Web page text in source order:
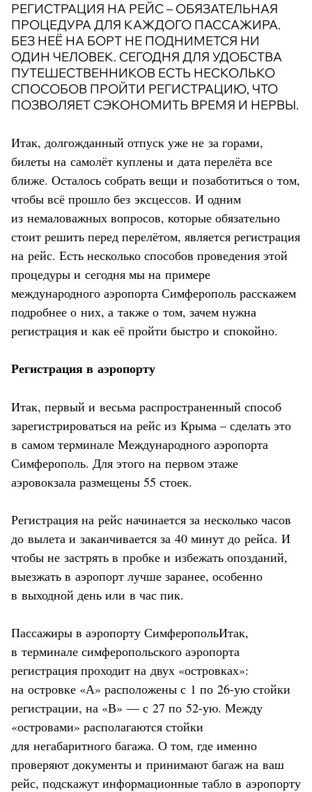
РЕГИСТРАЦИЯ НА РЕЙС – ОБЯЗАТЕЛЬНАЯ
ПРОЦЕДУРА ДЛЯ КАЖДОГО ПАССАЖИРА.
БЕЗ НЕЁ НА БОРТ НЕ ПОДНИМЕТСЯ НИ
ОДИН ЧЕЛОВЕК. СЕГОДНЯ ДЛЯ УДОБСТВА
ПУТЕШЕСТВЕННИКОВ ЕСТЬ НЕСКОЛЬКО
СПОСОБОВ ПРОЙТИ РЕГИСТРАЦИЮ, ЧТО
ПОЗВОЛЯЕТ СЭКОНОМИТЬ ВРЕМЯ И НЕРВЫ.
Итак, долгожданный отпуск уже не за горами,
билеты на самолёт куплены и дата перелёта все
ближе. Осталось собрать вещи и позаботиться о том,
чтобы всё прошло без эксцессов. И одним
из немаловажных вопросов, которые обязательно
стоит решить перед перелётом, является регистрация
на рейс. Есть несколько способов проведения этой
процедуры и сегодня мы на примере
международного аэропорта Симферополь расскажем
подробнее о них, а также о том, зачем нужна
регистрация и как её пройти быстро и спокойно.
Регистрация в аэропорту
Итак, первый и весьма распространенный способ
зарегистрироваться на рейс из Крыма – сделать это
в самом терминале Международного аэропорта
Симферополь. Для этого на первом этаже
аэровокзала размещены 55 стоек.
Регистрация на рейс начинается за несколько часов
до вылета и заканчивается за 40 минут до рейса. И
чтобы не застрять в пробке и избежать опозданий,
выезжать в аэропорт лучше заранее, особенно
в выходной день или в час пик.
Пассажиры в аэропорту СимферопольИтак,
в терминале симферопольского аэропорта
регистрация проходит на двух «островках»:
на островке «А» расположены с 1 по 26-ую стойки
регистрации, на «В» — с 27 по 52-ую. Между
«островами» располагаются стойки
для негабаритного багажа. О том, где именно
проверяют документы и принимают багаж на ваш
рейс, подскажут информационные табло в аэропорту